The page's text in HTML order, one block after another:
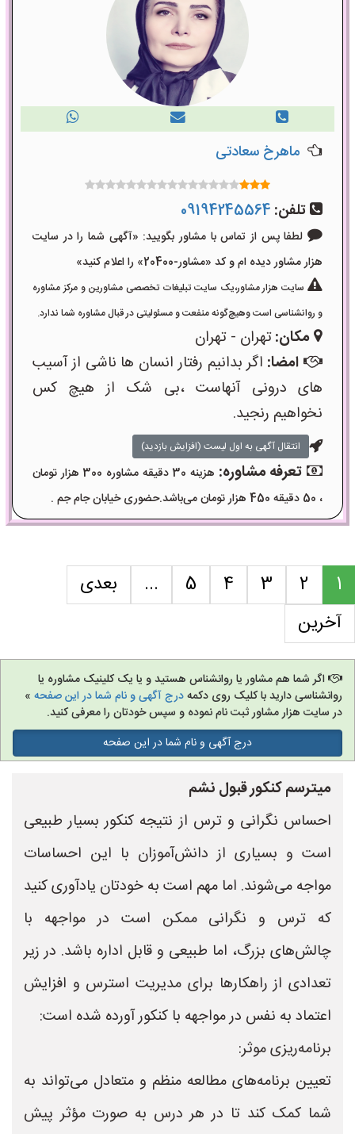
ماهرخ سعادتی
تلفن: 09194245564
لطفا پس از تماس با مشاور بگویید: «آگهی شما را در سایت
هزار مشاور دیده ام و کد «مشاور-20400» را اعلام کنید»
سایت هزار مشاور،یک سایت تبلیغات تخصصی مشاورین و مرکز مشاوره
و روانشناسی است وهیچ‌گونه منفعت و مسئولیتی در قبال مشاوره شما ندارد.
مکان:تهران - تهران
امضا: اگر بدانیم رفتار انسان ها ناشی از آسیب
های درونی آنهاست ،بی شک از هیچ کس
نخواهیم رنجید.
انتقال آگهی به اول لیست (افزایش بازدید)
تعرفه مشاوره:
هزینه 30 دقیقه مشاوره 300 هزار تومان
، 50 دقیقه 450 هزار تومان می‌باشد.حضوری خیابان جام جم .
1
2
3
4
5
...
بعدی
آخرین
اگر شما هم مشاور یا روانشناس هستید و یا یک کلینیک مشاوره یا
روانشناسی دارید با کلیک روی دکمهدرج آگهی و نام شما در این صفحه »
در سایت هزار مشاور ثبت نام نموده و سپس خودتان را معرفی کنید.
درج آگهی و نام شما در این صفحه
میترسم کنکور قبول نشم
احساس نگرانی و ترس از نتیجه کنکور بسیار طبیعی
است و بسیاری از دانش‌آموزان با این احساسات
مواجه می‌شوند. اما مهم است به خودتان یادآوری کنید
که ترس و نگرانی ممکن است در مواجهه با
چالش‌های بزرگ، اما طبیعی و قابل اداره باشد. در زیر
تعدادی از راهکارها برای مدیریت استرس و افزایش
اعتماد به نفس در مواجهه با کنکور آورده شده است:
برنامه‌ریزی موثر:
تعیین برنامه‌های مطالعه منظم و متعادل می‌تواند به
شما کمک کند تا در هر درس به صورت مؤثر پیش